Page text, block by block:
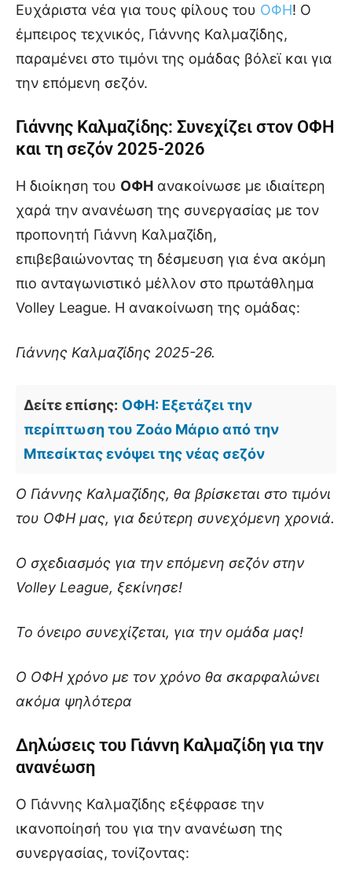
Ευχάριστα νέα για τους φίλους του ΟΦΗ! Ο
έμπειρος τεχνικός, Γιάννης Καλμαζίδης,
παραμένει στο τιμόνι της ομάδας βόλεϊ και για
την επόμενη σεζόν.
Γιάννης Καλμαζίδης: Συνεχίζει στον ΟΦΗ
και τη σεζόν 2025-2026
Η διοίκηση του ΟΦΗ ανακοίνωσε με ιδιαίτερη
χαρά την ανανέωση της συνεργασίας με τον
προπονητή Γιάννη Καλμαζίδη,
επιβεβαιώνοντας τη δέσμευση για ένα ακόμη
πιο ανταγωνιστικό μέλλον στο πρωτάθλημα
Volley League. Η ανακοίνωση της ομάδας:
Γιάννης Καλμαζίδης 2025-26.
Δείτε επίσης: ΟΦΗ: Εξετάζει την
περίπτωση του Ζοάο Μάριο από την
Μπεσίκτας ενόψει της νέας σεζόν
Ο Γιάννης Καλμαζίδης, θα βρίσκεται στο τιμόνι
του ΟΦΗ μας, για δεύτερη συνεχόμενη χρονιά.
Ο σχεδιασμός για την επόμενη σεζόν στην
Volley League, ξεκίνησε!
Το όνειρο συνεχίζεται, για την ομάδα μας!
Ο ΟΦΗ χρόνο με τον χρόνο θα σκαρφαλώνει
ακόμα ψηλότερα
Δηλώσεις του Γιάννη Καλμαζίδη για την
ανανέωση
Ο Γιάννης Καλμαζίδης εξέφρασε την
ικανοποίησή του για την ανανέωση της
συνεργασίας, τονίζοντας: